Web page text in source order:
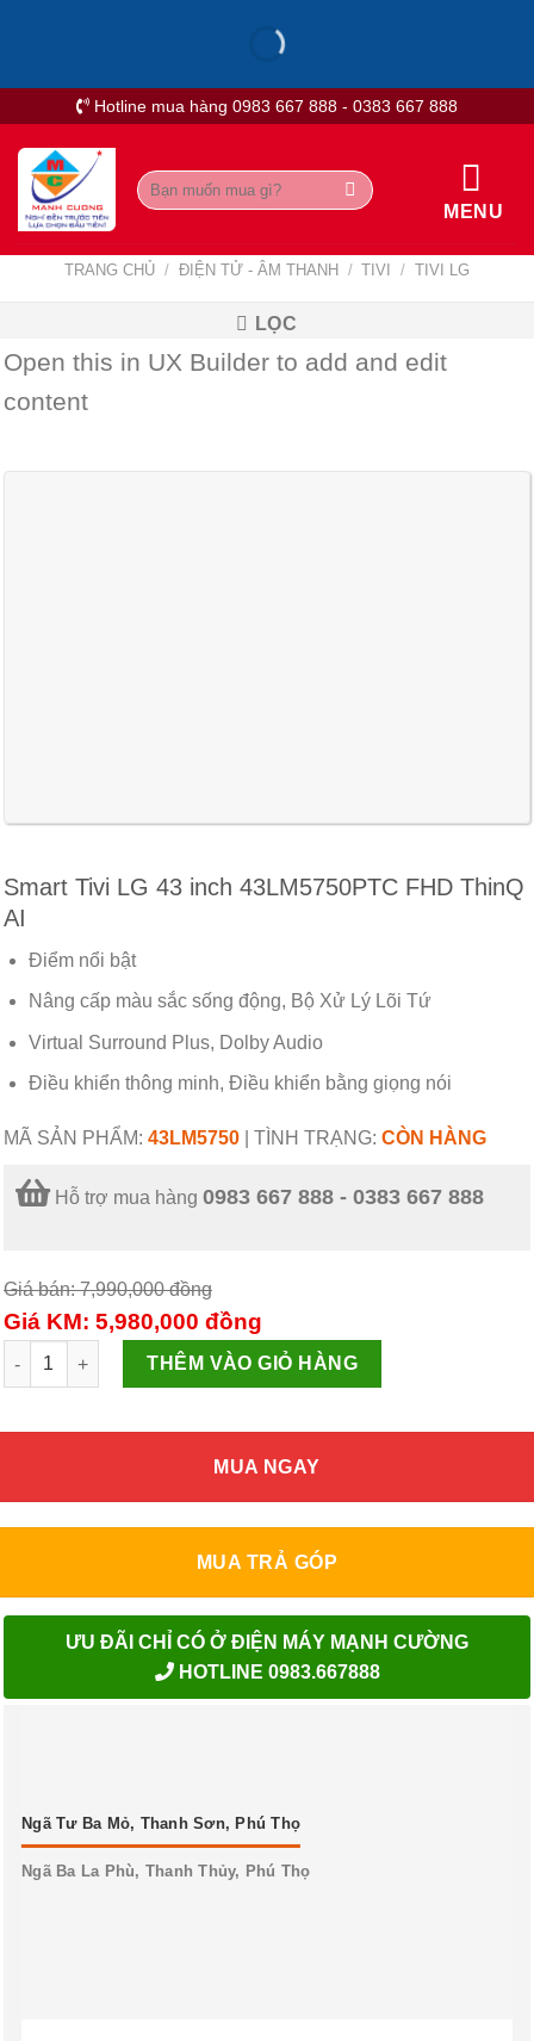
Hotline mua hàng 0983 667 888 - 0383 667 888
Tìm
kiếm:
MENU
TRANG CHỦ / ĐIỆN TỬ - ÂM THANH / TIVI / TIVI LG
LỌC
Open this in UX Builder to add and edit
content
Smart Tivi LG 43 inch 43LM5750PTC FHD ThinQ
AI
Điểm nổi bật
Nâng cấp màu sắc sống động, Bộ Xử Lý Lõi Tứ
Virtual Surround Plus, Dolby Audio
Điều khiển thông minh, Điều khiển bằng giọng nói
MÃ SẢN PHẨM: 43LM5750 TÌNH TRẠNG: CÒN HÀNG
Hỗ trợ mua hàng 0983 667 888 - 0383 667 888
Giá bán: 7,990,000đồng
Giá KM: 5,980,000 đồng
Smart Tivi LG 43 inch 43LM5750PTC FHD ThinQ AI số lượng
THÊM VÀO GIỎ HÀNG
MUA NGAY
MUA TRẢ GÓP
ƯU ĐÃI CHỈ CÓ Ở ĐIỆN MÁY MẠNH CƯỜNG
HOTLINE 0983.667888
Ngã Tư Ba Mỏ, Thanh Sơn, Phú Thọ
Ngã Ba La Phù, Thanh Thủy, Phú Thọ